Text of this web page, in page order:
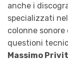
anche i
specializzati
colonne
questioni
Massimo